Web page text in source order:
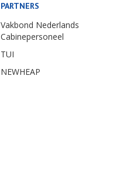
PARTNERS
Vakbond Nederlands
Cabinepersoneel
TUI
NEWHEAP